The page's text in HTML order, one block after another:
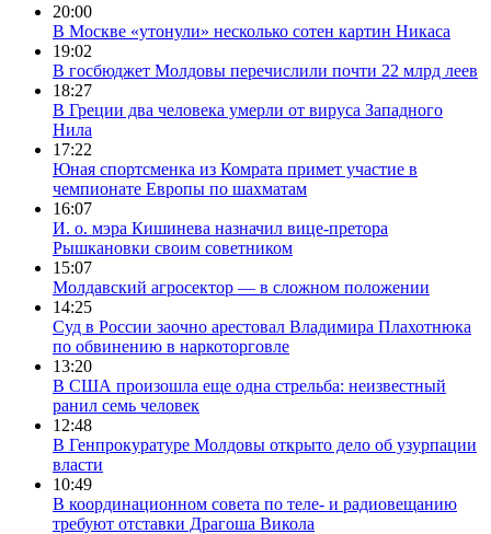
20:00
В Москве «утонули» несколько сотен картин Никаса
19:02
В госбюджет Молдовы перечислили почти 22 млрд леев
18:27
В Греции два человека умерли от вируса Западного
Нила
17:22
Юная спортсменка из Комрата примет участие в
чемпионате Европы по шахматам
16:07
И. о. мэра Кишинева назначил вице-претора
Рышкановки своим советником
15:07
Молдавский агросектор — в сложном положении
14:25
Суд в России заочно арестовал Владимира Плахотнюка
по обвинению в наркоторговле
13:20
В США произошла еще одна стрельба: неизвестный
ранил семь человек
12:48
В Генпрокуратуре Молдовы открыто дело об узурпации
власти
10:49
В координационном совета по теле- и радиовещанию
требуют отставки Драгоша Викола